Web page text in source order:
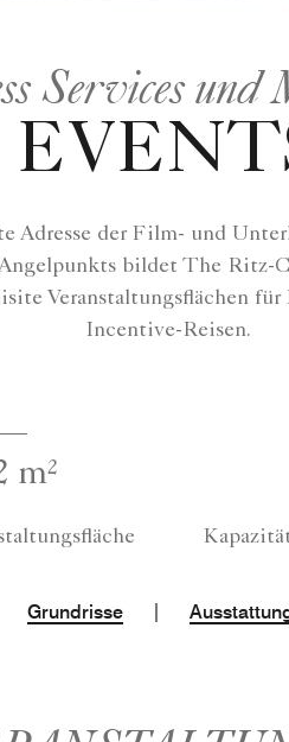
Services und
Adresse der Film- und
bildet The
Veranstaltungsflächen
Incentive-Reisen.
m²
Grundrisse